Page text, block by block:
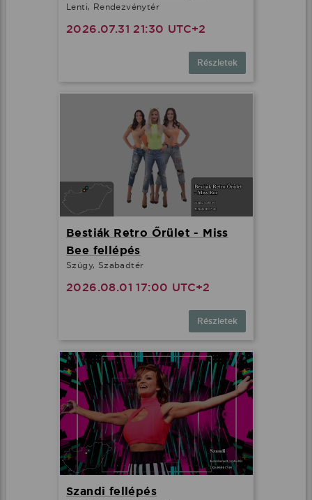
Lenti, Rendezvénytér
2026.07.31 21:30 UTC+2
Részletek
Bestiák Retro Őrület - Miss
Bee fellépés
Szügy, Szabadtér
2026.08.01 17:00 UTC+2
Részletek
Szandi fellépés